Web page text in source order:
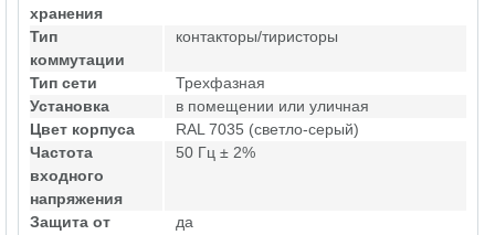
хранения
Тип
коммутации
контакторы/тиристоры
Тип сети
Трехфазная
Установка
в помещении или уличная
Цвет корпуса
RAL 7035 (светло-серый)
Частота
входного
напряжения
50 Гц ± 2%
Защита от
да